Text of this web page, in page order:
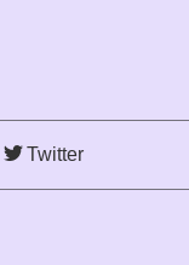
Twitter